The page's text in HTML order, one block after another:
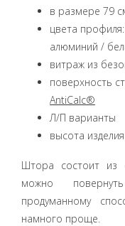
в размере 79
цвета
алюминий /
витраж из
поверхность
AntiCalc®
Л/П варианты
высота
Штора состоит из
можно
продуманному
намного проще.